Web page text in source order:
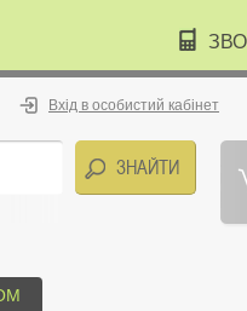
Вхід в особистий кабінет